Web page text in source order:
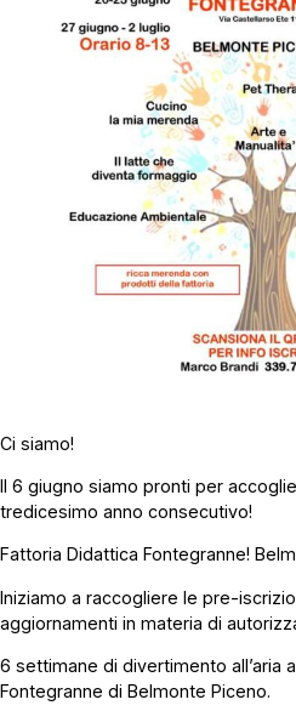
Ci siamo!
Il 6 giugno siamo pronti per
tredicesimo anno consecutivo!
Fattoria Didattica Fontegranne!
Iniziamo a raccogliere le pre-
aggiornamenti in materia di
6 settimane di divertimento all’aria
Fontegranne di Belmonte Piceno.